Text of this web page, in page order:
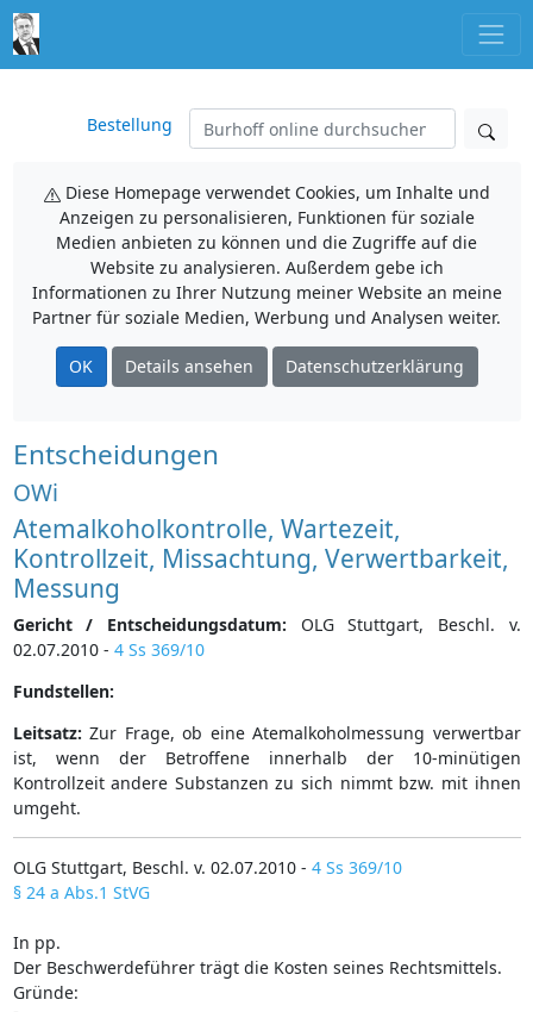
Bestellung
Diese Homepage verwendet Cookies, um Inhalte und
Anzeigen zu personalisieren, Funktionen für soziale
Medien anbieten zu können und die Zugriffe auf die
Website zu analysieren. Außerdem gebe ich
Informationen zu Ihrer Nutzung meiner Website an meine
Partner für soziale Medien, Werbung und Analysen weiter.
OK Details ansehen Datenschutzerklärung
Entscheidungen
OWi
Atemalkoholkontrolle, Wartezeit,
Kontrollzeit, Missachtung, Verwertbarkeit,
Messung
Gericht / Entscheidungsdatum: OLG Stuttgart, Beschl. v.
02.07.2010 - 4 Ss 369/10
Fundstellen:
Leitsatz: Zur Frage, ob eine Atemalkoholmessung verwertbar
ist, wenn der Betroffene innerhalb der 10-minütigen
Kontrollzeit andere Substanzen zu sich nimmt bzw. mit ihnen
umgeht.
OLG Stuttgart, Beschl. v. 02.07.2010 - 4 Ss 369/10
§ 24 a Abs.1 StVG
In pp.
Der Beschwerdeführer trägt die Kosten seines Rechtsmittels.
Gründe: